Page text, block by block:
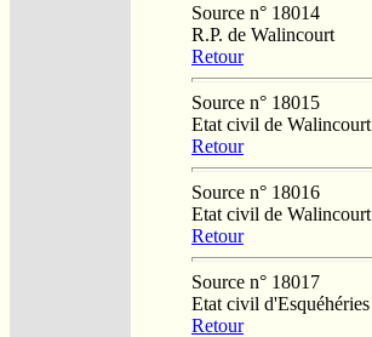
Source n° 18014
R.P. de Walincourt
Retour
Source n° 18015
Etat civil de Walincourt
Retour
Source n° 18016
Etat civil de Walincourt
Retour
Source n° 18017
Etat civil d'Esquéhéries
Retour